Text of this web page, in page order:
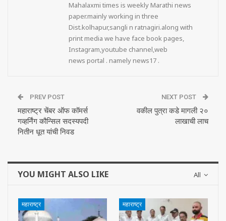
Mahalaxmi times is weekly Marathi news
paper.mainly working in three
Dist.kolhapur,sangli n ratnagiri.along with
print media we have face book pages,
Instagram,youtube channel,web
news portal . namely news17 .
PREV POST
महाराष्ट्र चेंबर ऑफ कॉमर्स
गव्हर्निंग कौन्सिल सदस्यपदी
नितीन धूत यांची निवड
NEXT POST
वकील पुत्रा कडे मागली २०
लाखाची लाच
All
YOU MIGHT ALSO LIKE
महाराष्ट्र महाराष्ट्र